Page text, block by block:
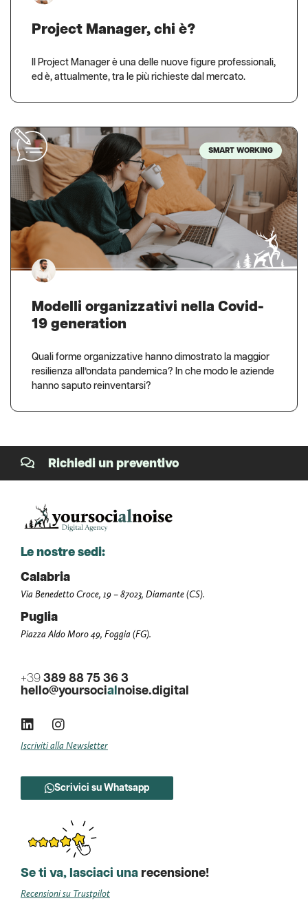
Project Manager, chi è?
Il Project Manager è una delle nuove figure professionali,
ed è, attualmente, tra le più richieste dal mercato.
SMART WORKING
Modelli organizzativi nella Covid-
19 generation
Quali forme organizzative hanno dimostrato la maggior
resilienza all’ondata pandemica? In che modo le aziende
hanno saputo reinventarsi?
Richiedi un preventivo
Le nostre sedi:
Calabria
Via Benedetto Croce, 19 – 87023, Diamante (CS).
Puglia
Piazza Aldo Moro 49, Foggia (FG).
+39 389 88 75 36 3
hello@yoursocial noise.digital
Iscriviti alla Newsletter
Scrivici su Whatsapp
Se ti va, lasciaci una recensione!
Recensioni su Trustpilot